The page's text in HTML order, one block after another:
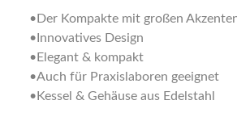
•Der Kompakte mit großen
•Innovatives Design
•Elegant & kompakt
•Auch für Praxislaboren geeignet
•Kessel & Gehäuse aus Edelstahl